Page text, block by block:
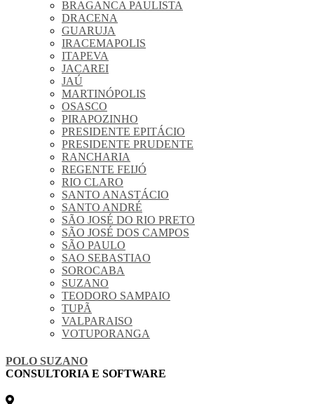
BRAGANCA PAULISTA
DRACENA
GUARUJA
IRACEMAPOLIS
ITAPEVA
JACAREI
JAÚ
MARTINÓPOLIS
OSASCO
PIRAPOZINHO
PRESIDENTE EPITÁCIO
PRESIDENTE PRUDENTE
RANCHARIA
REGENTE FEIJÓ
RIO CLARO
SANTO ANASTÁCIO
SANTO ANDRÉ
SÃO JOSÉ DO RIO PRETO
SÃO JOSÉ DOS CAMPOS
SÃO PAULO
SAO SEBASTIAO
SOROCABA
SUZANO
TEODORO SAMPAIO
TUPÃ
VALPARAISO
VOTUPORANGA
POLO SUZANO
CONSULTORIA E SOFTWARE